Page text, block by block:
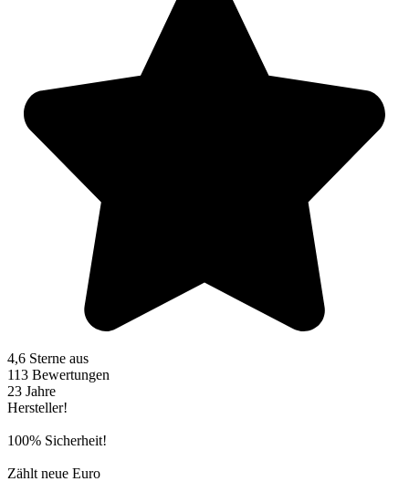
4,6 Sterne aus
113 Bewertungen
23 Jahre
Hersteller!
100% Sicherheit!
Zählt neue Euro